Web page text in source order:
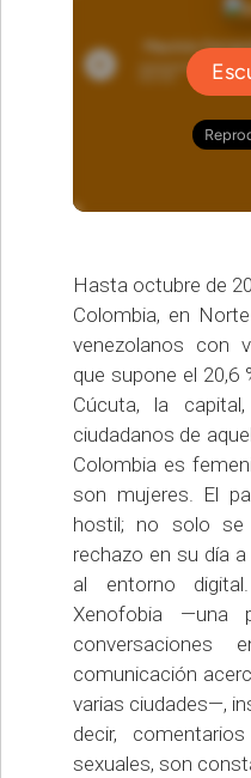
Hasta octubre de
Colombia, en
venezolanos con
que supone el 20,6
Cúcuta, la
ciudadanos de
Colombia es
son mujeres. El
hostil; no solo se
rechazo en su día
al entorno
Xenofobia —una
comunicación
varias ciudades—,
decir,
sexuales, son